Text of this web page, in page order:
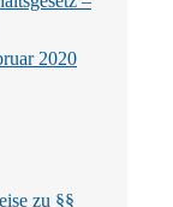
2020
zu §§